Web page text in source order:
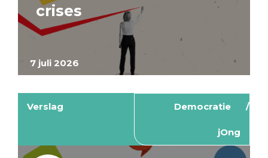
7 juli 2026
crises
Verslag Democratie
jOng